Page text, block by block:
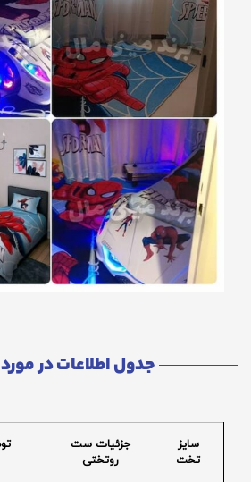
جدول اطلاعات در
سایز
تخت
جزئیات ست
روتختی